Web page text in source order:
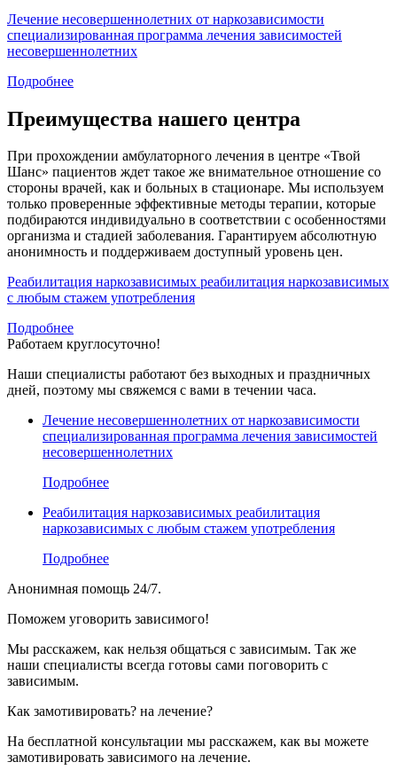
Лечение несовершеннолетних от наркозависимости
специализированная программа лечения зависимостей
несовершеннолетних
Подробнее
Преимущества нашего центра
При прохождении амбулаторного лечения в центре «Твой
Шанс» пациентов ждет такое же внимательное отношение со
стороны врачей, как и больных в стационаре. Мы используем
только проверенные эффективные методы терапии, которые
подбираются индивидуально в соответствии с особенностями
организма и стадией заболевания. Гарантируем абсолютную
анонимность и поддерживаем доступный уровень цен.
Реабилитация наркозависимых реабилитация наркозависимых
с любым стажем употребления
Подробнее
Работаем круглосуточно!
Наши специалисты работают без выходных и праздничных
дней, поэтому мы свяжемся с вами в течении часа.
Лечение несовершеннолетних от наркозависимости
специализированная программа лечения зависимостей
несовершеннолетних
Подробнее
Реабилитация наркозависимых реабилитация
наркозависимых с любым стажем употребления
Подробнее
Анонимная помощь 24/7.
Поможем уговорить зависимого!
Мы расскажем, как нельзя общаться с зависимым. Так же
наши специалисты всегда готовы сами поговорить с
зависимым.
Как замотивировать? на лечение?
На бесплатной консультации мы расскажем, как вы можете
замотивировать зависимого на лечение.